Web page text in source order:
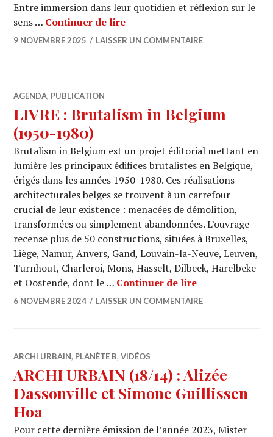
Entre immersion dans leur quotidien et réflexion sur le
sens … Continuer de lireARCHI URBAIN (20/09) :
9 NOVEMBRE 2025 LAISSER UN COMMENTAIRE
AGENDA, PUBLICATION
LIVRE : Brutalism in Belgium
(1950-1980)
Brutalism in Belgium est un projet éditorial mettant en
lumière les principaux édifices brutalistes en Belgique,
érigés dans les années 1950-1980. Ces réalisations
architecturales belges se trouvent à un carrefour
crucial de leur existence : menacées de démolition,
transformées ou simplement abandonnées. L’ouvrage
recense plus de 50 constructions, situées à Bruxelles,
Liège, Namur, Anvers, Gand, Louvain-la-Neuve, Leuven,
Turnhout, Charleroi, Mons, Hasselt, Dilbeek, Harelbeke
et Oostende, dont le … Continuer de lireLIVRE :
6 NOVEMBRE 2024 LAISSER UN COMMENTAIRE
ARCHI URBAIN, PLANÈTE B,VIDÉOS
ARCHI URBAIN (18/14) : Alizée
Dassonville et Simone Guillissen
Hoa
Pour cette dernière émission de l’année 2023, Mister